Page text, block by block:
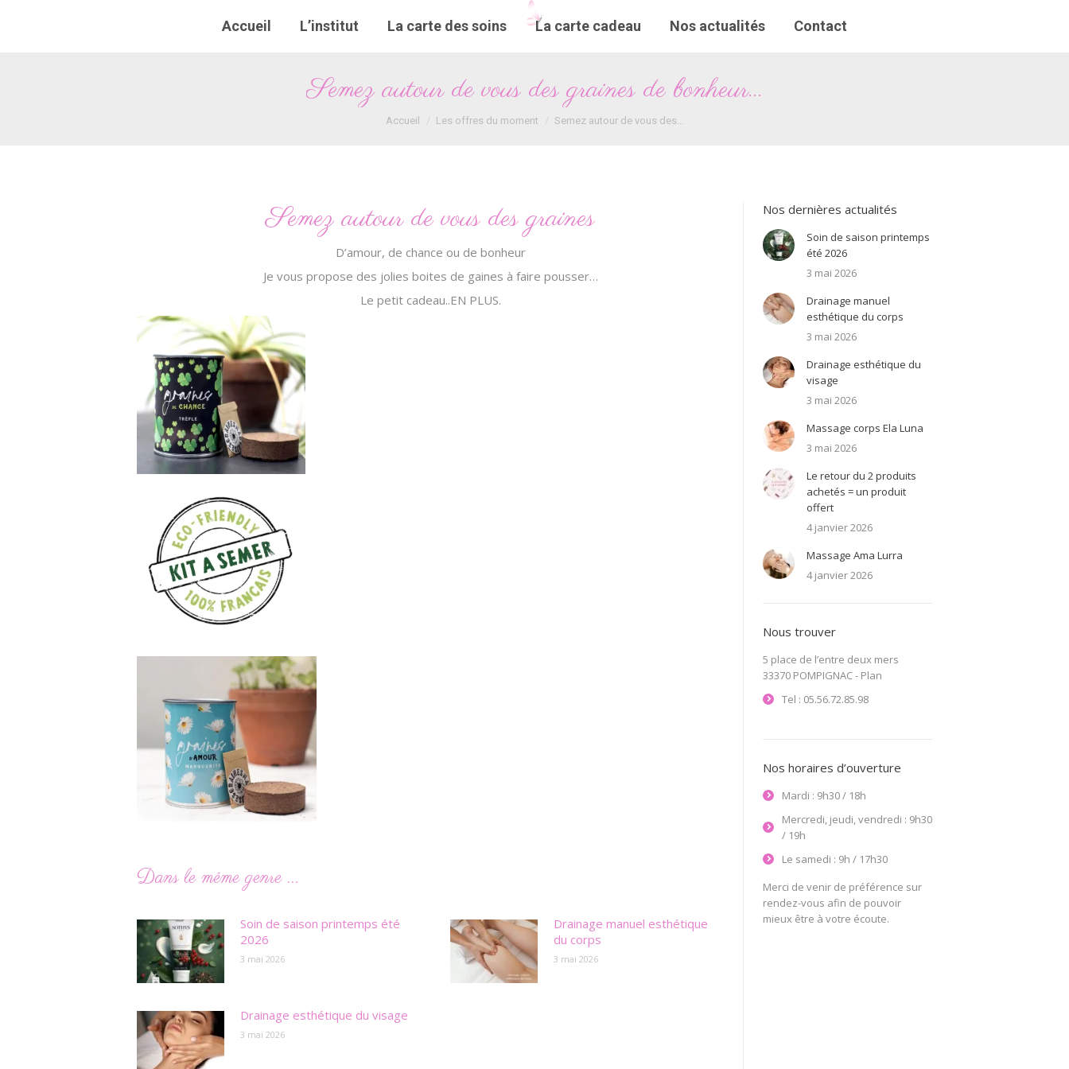
Accueil L’institut La carte des soins La carte cadeau Nos actualités Contact
Semez autour de vous des graines de bonheur…
Vous êtes ici :
Accueil Les offres du moment Semez autour de vous des…
Semez autour de vous des graines
D’amour, de chance ou de bonheur
Je vous propose des jolies boites de gaines à faire pousser…
Le petit cadeau..EN PLUS.
Dans le même genre ...
Soin de saison printemps été
2026
3 mai 2026
Drainage manuel esthétique
du corps
3 mai 2026
Drainage esthétique du visage
3 mai 2026
Nos dernières actualités
Soin de saison printemps
été 2026
3 mai 2026
Drainage manuel
esthétique du corps
3 mai 2026
Drainage esthétique du
visage
3 mai 2026
Massage corps Ela Luna
3 mai 2026
Le retour du 2 produits
achetés = un produit
offert
4 janvier 2026
Massage Ama Lurra
4 janvier 2026
Nous trouver
5 place de l’entre deux mers
33370 POMPIGNAC - Plan
Tel : 05.56.72.85.98
Nos horaires d’ouverture
Mardi : 9h30 / 18h
Mercredi, jeudi, vendredi : 9h30
/ 19h
Le samedi : 9h / 17h30
Merci de venir de préférence sur
rendez-vous afin de pouvoir
mieux être à votre écoute.
Accueil L’institut La carte des soins La carte cadeau Nos actualités Contact